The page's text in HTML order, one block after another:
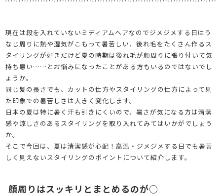
現在は段を入れていないミディアムヘアなのでジメジメする日はう
なじ周りに熱や湿気がこもって暑苦しい、後れ毛をたくさん作るス
タイリングが好きだけど夏の時期は後れ毛が顔周りに張り付いて気
持ち悪い……とお悩みになったことがある方もいるのではないでし
ょうか。
同じ髪の長さでも、カットの仕方やスタイリングの仕方によって見
た印象での暑苦しさは大きく変化します。
日本の夏は特に暑く汗も引きにくいので、暑さが気になる方は清潔
感や涼しさのあるスタイリングを取り入れてみてはいかがでしょう
か。
そこで今回は、夏は清潔感が心配！高温・ジメジメする日でも暑苦
しく見えないスタイリングのポイントについて紹介します。
顔周りはスッキリとまとめるのが○